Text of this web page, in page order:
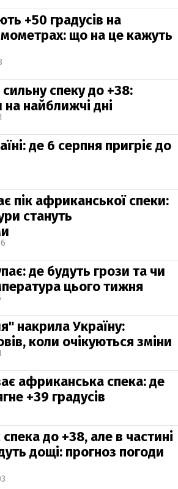
+50 градусів на
що на це кажуть
спеку до +38:
найближчі дні
де 6 серпня пригріє до
пік африканської спеки:
стануть
де будуть грози та чи
цього тижня
накрила Україну:
коли очікуються зміни
африканська спека: де
+39 градусів
до +38, але в частині
дощі: прогноз погоди